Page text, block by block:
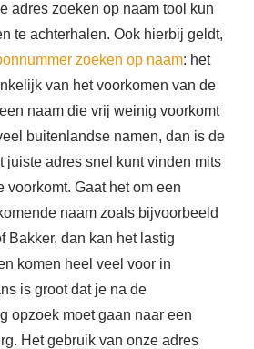
adres zoeken op naam tool kun
te achterhalen. Ook hierbij geldt,
zoeken op naam: het
van het voorkomen van de
naam die vrij weinig voorkomt
buitenlandse namen, dan is de
juiste adres snel kunt vinden mits
voorkomt. Gaat het om een
naam zoals bijvoorbeeld
Bakker, dan kan het lastig
komen heel veel voor in
is groot dat je na de
opzoek moet gaan naar een
Het gebruik van onze adres